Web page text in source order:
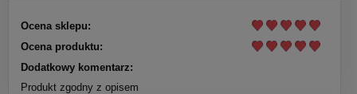
Ocena sklepu:
Ocena produktu:
Dodatkowy komentarz:
Produkt zgodny z opisem